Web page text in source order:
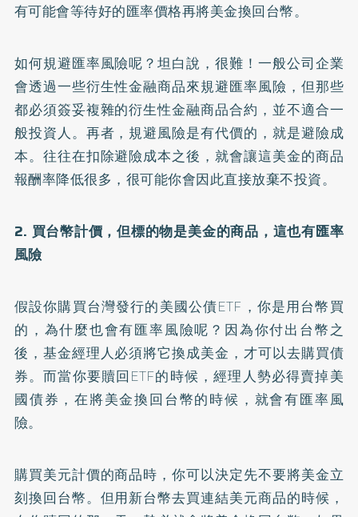
有可能會等待好的匯率價格再將美金換回台幣。
如何規避匯率風險呢？坦白說，很難！一般公司企業
會透過一些衍生性金融商品來規避匯率風險，但那些
都必須簽妥複雜的衍生性金融商品合約，並不適合一
般投資人。再者，規避風險是有代價的，就是避險成
本。往往在扣除避險成本之後，就會讓這美金的商品
報酬率降低很多，很可能你會因此直接放棄不投資。
2. 買台幣計價，但標的物是美金的商品，這也有匯率
風險
假設你購買台灣發行的美國公債ETF，你是用台幣買
的，為什麼也會有匯率風險呢？因為你付出台幣之
後，基金經理人必須將它換成美金，才可以去購買債
券。而當你要贖回ETF的時候，經理人勢必得賣掉美
國債券，在將美金換回台幣的時候，就會有匯率風
險。
購買美元計價的商品時，你可以決定先不要將美金立
刻換回台幣。但用新台幣去買連結美元商品的時候，